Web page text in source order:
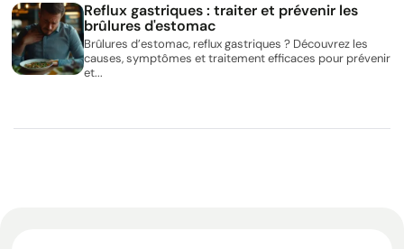
Reflux gastriques : traiter et prévenir les
brûlures d'estomac
Brûlures d’estomac, reflux gastriques ? Découvrez les
causes, symptômes et traitement efficaces pour prévenir
et...